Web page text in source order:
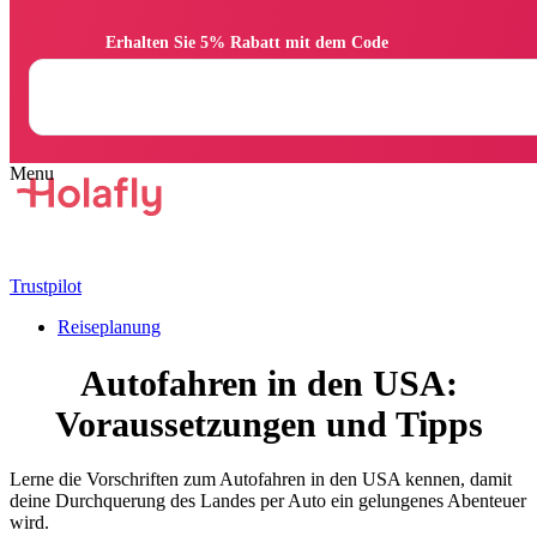
Trustpilot
Reiseplanung
Autofahren in den USA:
Voraussetzungen und Tipps
Lerne die Vorschriften zum Autofahren in den USA kennen, damit
deine Durchquerung des Landes per Auto ein gelungenes Abenteuer
wird.